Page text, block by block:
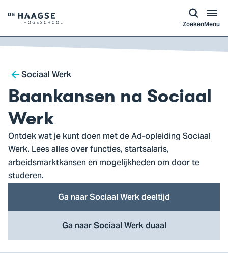
Logo
van
De
Hogeschool,
ga
naar
de
homepagina
ZoekenMenu
Breadcrumb
Sociaal Werk
Baankansen na Sociaal
Werk
Ontdek wat je kunt doen met de Ad-opleiding Sociaal
Werk. Lees alles over functies, startsalaris,
arbeidsmarktkansen en mogelijkheden om door te
studeren.
Ga naar Sociaal Werk deeltijd
Ga naar Sociaal Werk duaal